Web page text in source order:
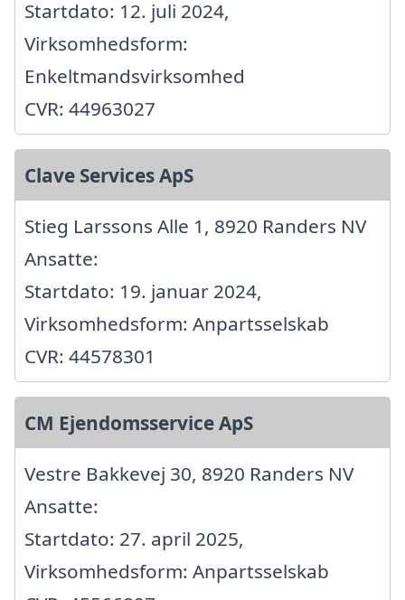
Startdato: 12. juli 2024,
Virksomhedsform:
Enkeltmandsvirksomhed
CVR: 44963027
Clave Services ApS
Stieg Larssons Alle 1, 8920 Randers NV
Ansatte:
Startdato: 19. januar 2024,
Virksomhedsform: Anpartsselskab
CVR: 44578301
CM Ejendomsservice ApS
Vestre Bakkevej 30, 8920 Randers NV
Ansatte:
Startdato: 27. april 2025,
Virksomhedsform: Anpartsselskab